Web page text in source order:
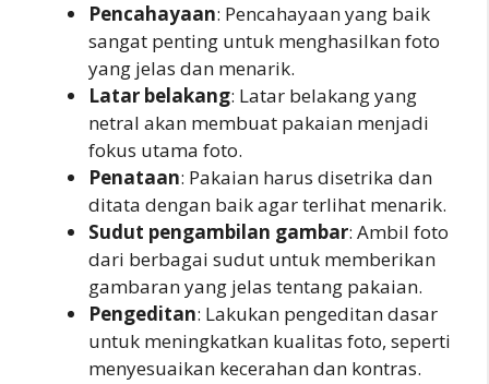
Pencahayaan: Pencahayaan yang baik
sangat penting untuk menghasilkan foto
yang jelas dan menarik.
Latar belakang: Latar belakang yang
netral akan membuat pakaian menjadi
fokus utama foto.
Penataan: Pakaian harus disetrika dan
ditata dengan baik agar terlihat menarik.
Sudut pengambilan gambar: Ambil foto
dari berbagai sudut untuk memberikan
gambaran yang jelas tentang pakaian.
Pengeditan: Lakukan pengeditan dasar
untuk meningkatkan kualitas foto, seperti
menyesuaikan kecerahan dan kontras.